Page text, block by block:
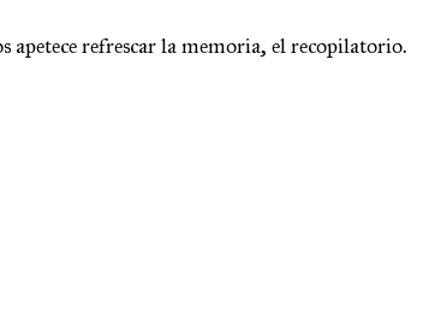
apetece refrescar la memoria, el recopilatorio.